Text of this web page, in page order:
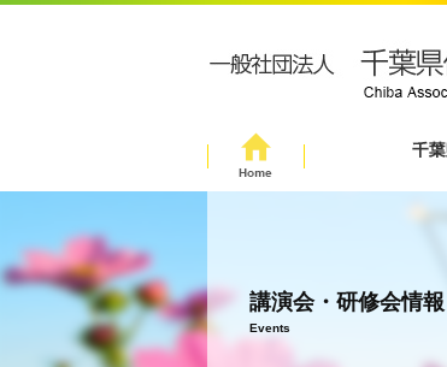
講演会・研修会情報
Events